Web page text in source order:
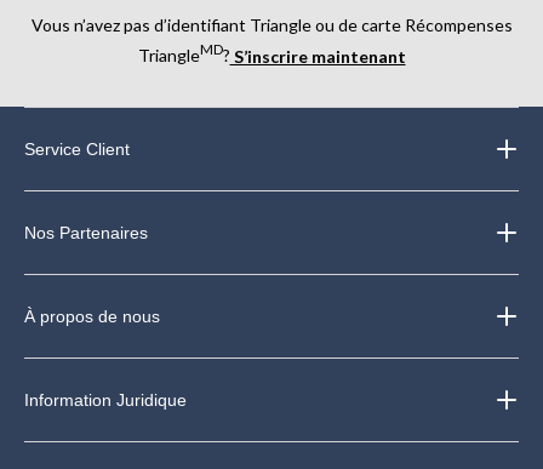
Vous n’avez pas d’identifiant Triangle ou de carte Récompenses
TriangleMD? S’inscrire maintenant
Service Client
Nos Partenaires
À propos de nous
Information Juridique